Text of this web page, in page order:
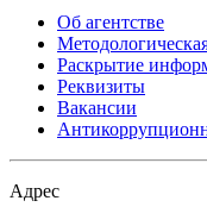
Об агентстве
Раскрытие
Реквизиты
Вакансии
Адрес